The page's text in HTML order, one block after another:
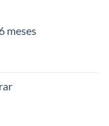
meses